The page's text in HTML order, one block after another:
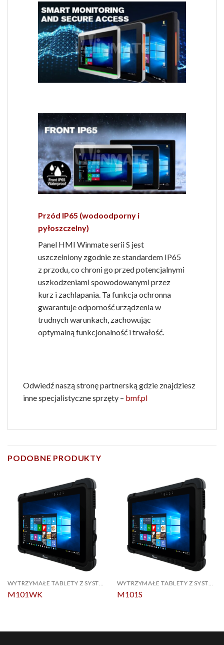
Przód IP65 (wodoodporny i
pyłoszczelny)
Panel HMI Winmate serii S jest
uszczelniony zgodnie ze standardem IP65
z przodu, co chroni go przed potencjalnymi
uszkodzeniami spowodowanymi przez
kurz i zachlapania. Ta funkcja ochronna
gwarantuje odporność urządzenia w
trudnych warunkach, zachowując
optymalną funkcjonalność i trwałość.
Odwiedź naszą stronę partnerską gdzie znajdziesz
inne specjalistyczne sprzęty – bmf.pl
PODOBNE PRODUKTY
WYTRZYMAŁE TABLETY Z SYSTEMEM WINDOWS
M101WK
WYTRZYMAŁE TABLETY Z SYSTEMEM WINDOWS
M101S